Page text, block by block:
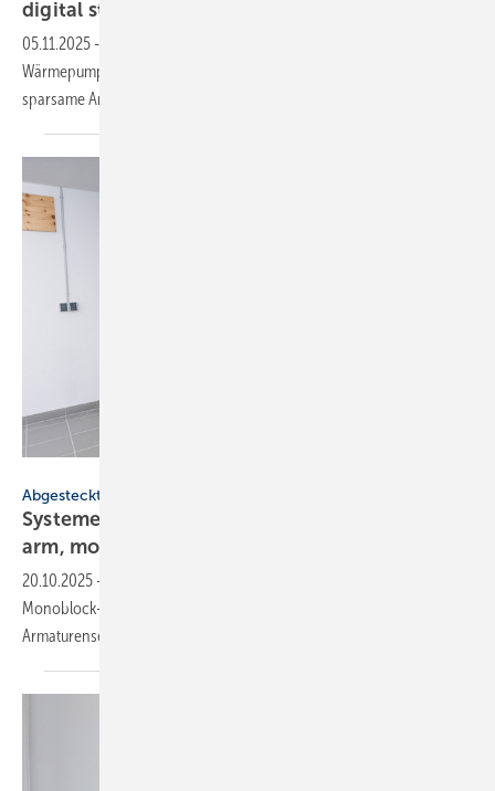
di­gi­tal steu­er­bar
05.11.2025 -
Wärmepumpen, kompakte Lüftungsgeräte, Solarregler mit WLAN,
sparsameArmaturen.
Abgesteckt
Systeme für SHK-Profis: he­xa­go­nal, ge­räusch­
arm, mo­bil
20.10.2025 -
Monoblock-Bauweise, geräuscharmes Füllventil, mobiler Luftreiniger,
Armaturenserie mit